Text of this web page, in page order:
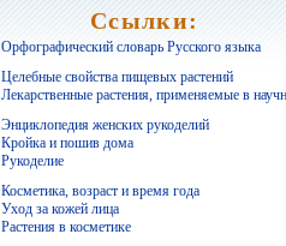
Ссылки:
Орфографический словарь Русского языка
Целебные свойства пищевых растений
Лекарственные растения, применяемые в
Энциклопедия женских рукоделий
Кройка и пошив дома
Рукоделие
Косметика, возраст и время года
Уход за кожей лица
Растения в косметике